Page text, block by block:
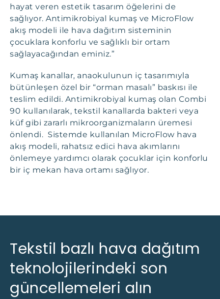
hayat veren estetik tasarım öğelerini de
sağlıyor. Antimikrobiyal kumaş ve MicroFlow
akış modeli ile hava dağıtım sisteminin
çocuklara konforlu ve sağlıklı bir ortam
sağlayacağından eminiz.”
Kumaş kanallar, anaokulunun iç tasarımıyla
bütünleşen özel bir “orman masalı” baskısı ile
teslim edildi. Antimikrobiyal kumaş olan Combi
90 kullanılarak, tekstil kanallarda bakteri veya
küf gibi zararlı mikroorganizmaların üremesi
önlendi. Sistemde kullanılan MicroFlow hava
akış modeli, rahatsız edici hava akımlarını
önlemeye yardımcı olarak çocuklar için konforlu
bir iç mekan hava ortamı sağlıyor.
Tekstil bazlı hava dağıtım
teknolojilerindeki son
güncellemeleri alın